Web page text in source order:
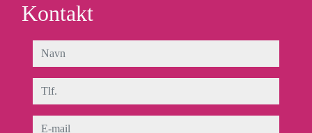
Kontakt
navn
tlf.
e-mail